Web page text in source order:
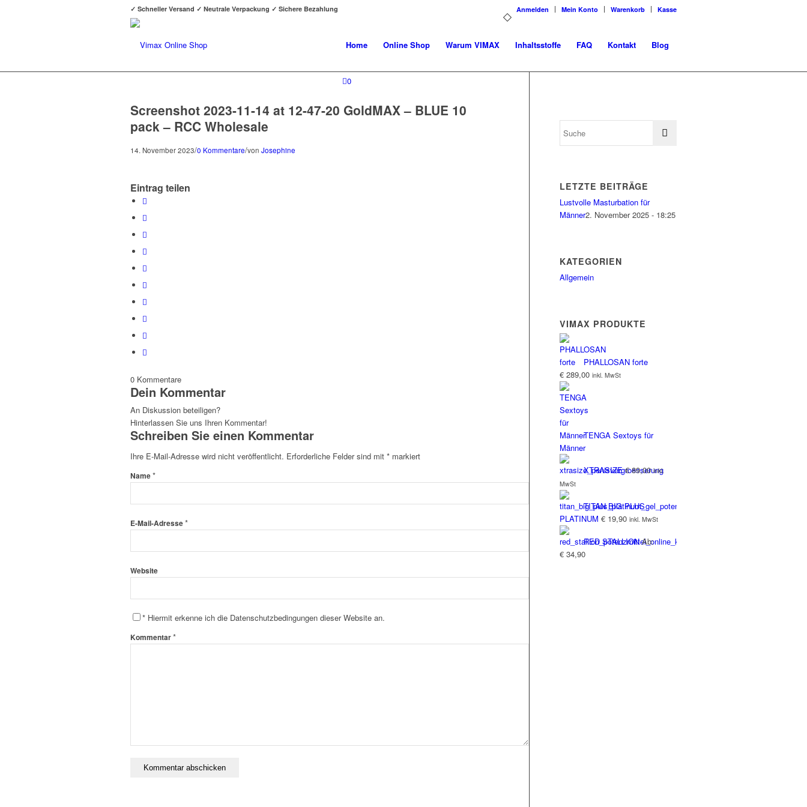
Anmelden Mein Konto Warenkorb Kasse
✓ Schneller Versand ✓ Neutrale Verpackung ✓ Sichere Bezahlung
Home Online Shop Warum VIMAX Inhaltsstoffe FAQ Kontakt Blog
0
Screenshot 2023-11-14 at 12-47-20 GoldMAX – BLUE 10
pack – RCC Wholesale
14. November 2023/0 Kommentare/von Josephine
Eintrag teilen
0 Kommentare
Dein Kommentar
An Diskussion beteiligen?
Hinterlassen Sie uns Ihren Kommentar!
Schreiben Sie einen Kommentar
Ihre E-Mail-Adresse wird nicht veröffentlicht. Erforderliche Felder sind mit * markiert
Name*
E-Mail-Adresse*
Website
* Hiermit erkenne ich die Datenschutzbedingungen dieser Website an.
Kommentar*
LETZTE BEITRÄGE
Lustvolle Masturbation für
Männer2. November 2025 - 18:25
KATEGORIEN
Allgemein
VIMAX PRODUKTE
PHALLOSAN forte
€ 289,00 inkl. MwSt
TENGA Sextoys für
Männer
XTRASIZE €89,00 inkl.
MwSt
TITAN BIG PLUS
PLATINUM € 19,90 inkl. MwSt
RED STALLION Ab:
€ 34,90